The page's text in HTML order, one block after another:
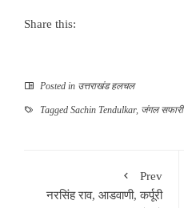
Share this:
Posted in उत्तराखंड हलचल
Tagged Sachin Tendulkar, जंगल सफारी
Prev
नरसिंह राव, आडवाणी, कर्पूरी